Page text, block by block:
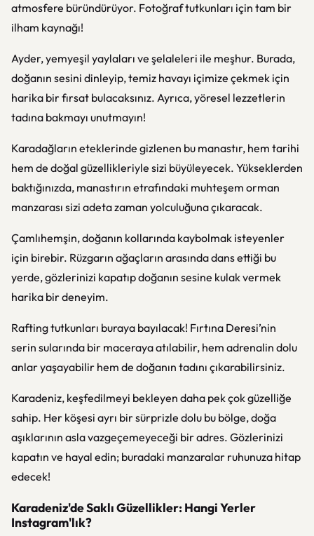
atmosfere büründürüyor. Fotoğraf tutkunları için tam bir
ilham kaynağı!
Ayder, yemyeşil yaylaları ve şelaleleri ile meşhur. Burada,
doğanın sesini dinleyip, temiz havayı içimize çekmek için
harika bir fırsat bulacaksınız. Ayrıca, yöresel lezzetlerin
tadına bakmayı unutmayın!
Karadağların eteklerinde gizlenen bu manastır, hem tarihi
hem de doğal güzellikleriyle sizi büyüleyecek. Yükseklerden
baktığınızda, manastırın etrafındaki muhteşem orman
manzarası sizi adeta zaman yolculuğuna çıkaracak.
Çamlıhemşin, doğanın kollarında kaybolmak isteyenler
için birebir. Rüzgarın ağaçların arasında dans ettiği bu
yerde, gözlerinizi kapatıp doğanın sesine kulak vermek
harika bir deneyim.
Rafting tutkunları buraya bayılacak! Fırtına Deresi’nin
serin sularında bir maceraya atılabilir, hem adrenalin dolu
anlar yaşayabilir hem de doğanın tadını çıkarabilirsiniz.
Karadeniz, keşfedilmeyi bekleyen daha pek çok güzelliğe
sahip. Her köşesi ayrı bir sürprizle dolu bu bölge, doğa
aşıklarının asla vazgeçemeyeceği bir adres. Gözlerinizi
kapatın ve hayal edin; buradaki manzaralar ruhunuza hitap
edecek!
Karadeniz'de Saklı Güzellikler: Hangi Yerler
Instagram'lık?